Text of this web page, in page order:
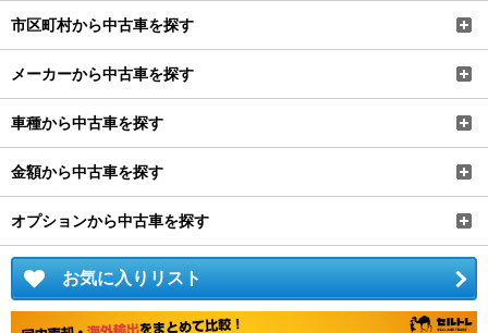
市区町村から中古車を探す
メーカーから中古車を探す
車種から中古車を探す
金額から中古車を探す
オプションから中古車を探す
お気に入りリスト